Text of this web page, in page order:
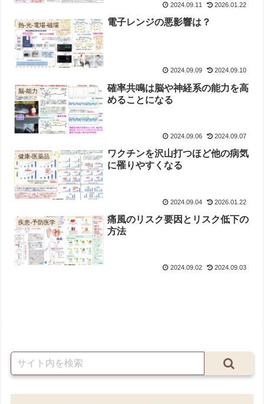
2024.09.11 2026.01.22
熱-光-電場-磁場 電子レンジの悪影響は？
2024.09.09 2024.09.10
脳-能力
確率共鳴は脳や神経系の能力を高
めることになる
2024.09.06 2024.09.07
健康-医薬品
ワクチンを沢山打つほど他の病気
に罹りやすくなる
2024.09.04 2026.01.22
疾患-予防医学
痛風のリスク要因とリスク低下の
方法
2024.09.02 2024.09.03